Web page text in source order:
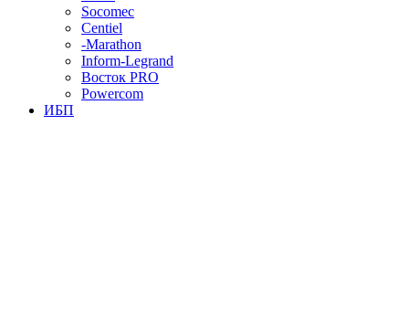
Socomec
Centiel
-Marathon
Inform-Legrand
Восток PRO
Powercom
ИБП